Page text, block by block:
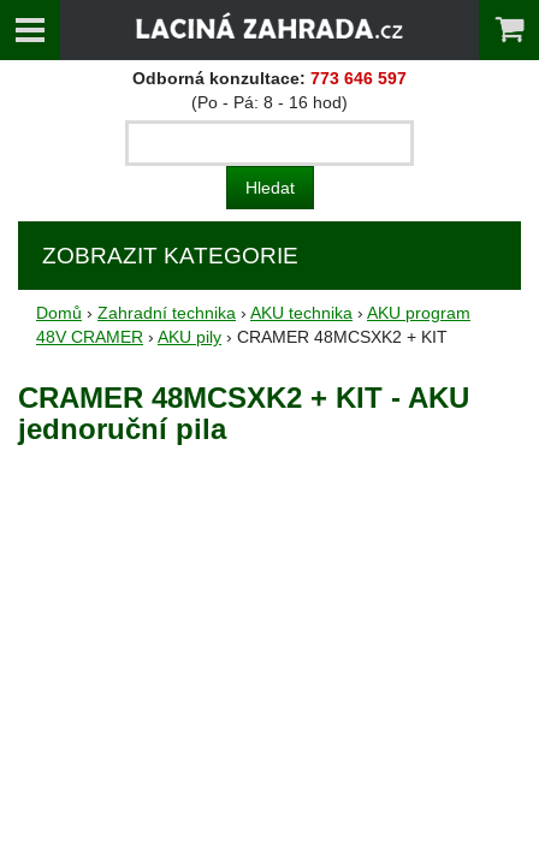
Odborná konzultace: 773 646 597
(Po - Pá: 8 - 16 hod)
ZOBRAZIT KATEGORIE
Domů › Zahradní technika › AKU technika › AKU program
48V CRAMER › AKU pily › CRAMER 48MCSXK2 + KIT
CRAMER 48MCSXK2 + KIT - AKU
jednoruční pila